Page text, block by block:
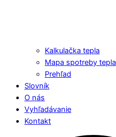
Kalkulačka tepla
Mapa spotreby tepla
Prehľad
Slovník
O nás
Vyhľadávanie
Kontakt